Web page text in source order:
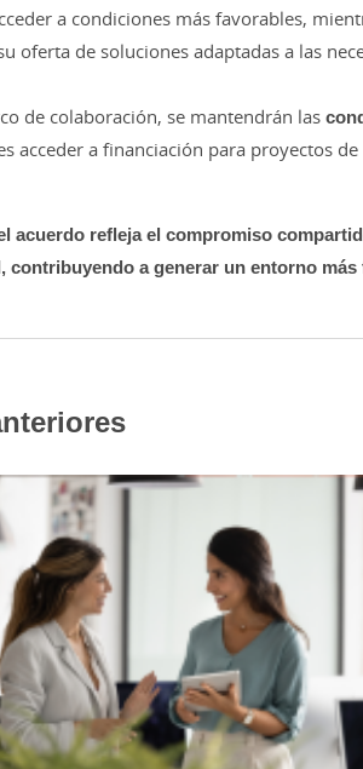
a condiciones más favorables,
oferta de soluciones adaptadas a las
de colaboración, se mantendrán las
acceder a financiación para proyectos
acuerdo refleja el compromiso
contribuyendo a generar un entorno